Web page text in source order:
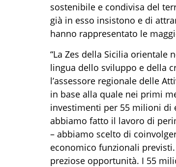
sostenibile e condivisa del
già in esso insistono e di
hanno rappresentato le
“La Zes della Sicilia orientale
lingua dello sviluppo e della
l’assessore regionale delle
in base alla quale nei primi
investimenti per 55 milioni di
abbiamo fatto il lavoro di
– abbiamo scelto di
economico funzionali
preziose opportunità. I 55